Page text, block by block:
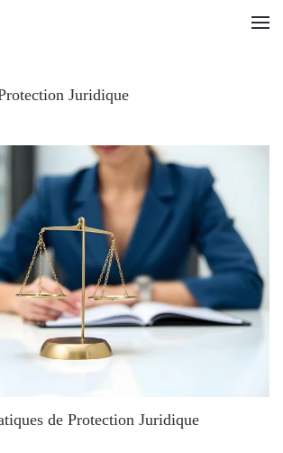
Juridique
de Protection Juridique